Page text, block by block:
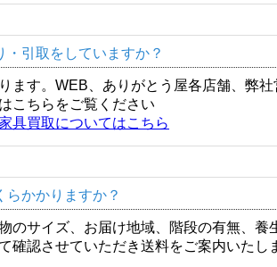
・引取をしていますか？
ます。WEB、ありがとう屋各店舗、弊
こちらをご覧ください
具買取についてはこちら
らかかりますか？
のサイズ、お届け地域、階段の有無、
確認させていただき送料をご案内いたし